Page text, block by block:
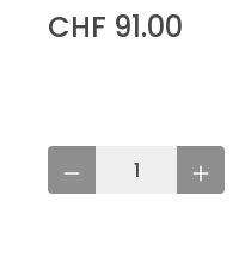
CHF 91.00